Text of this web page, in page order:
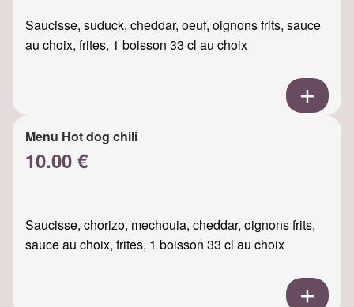
Saucisse, suduck, cheddar, oeuf, oignons frits, sauce
au choix, frites, 1 boisson 33 cl au choix
Menu Hot dog chili
10.00 €
Saucisse, chorizo, mechouia, cheddar, oignons frits,
sauce au choix, frites, 1 boisson 33 cl au choix